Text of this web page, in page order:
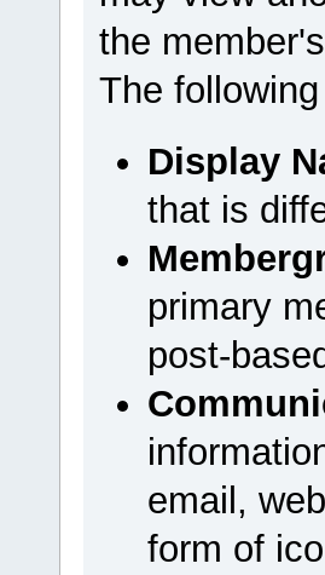
the
The
Display
that is
primary
post-
email,
form of